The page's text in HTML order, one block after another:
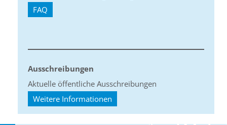
FAQ
Ausschreibungen
Aktuelle öffentliche Ausschreibungen
Weitere Informationen